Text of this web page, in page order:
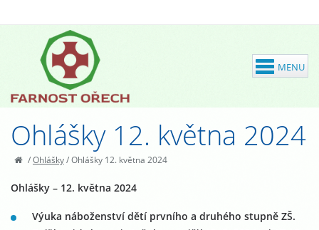
Ohlášky 12. května 2024
/Ohlášky/Ohlášky 12. května 2024
Ohlášky – 12. května 2024
Výuka náboženství dětí prvního a druhého stupně ZŠ.